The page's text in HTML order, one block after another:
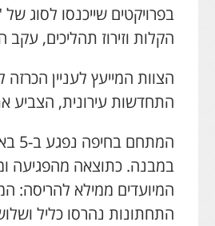
בפרויקטים שייכנסו לסוג
הקלות וזירוז תהליכים,
הצוות המייעץ לעניין
התחדשות עירונית, הצביע
במבנה. כתוצאה מהפגיעה
התחתונות נהרסו כליל